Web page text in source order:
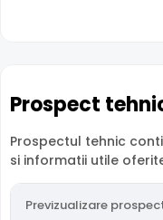
Zoom Optic Motorizat
Camera Dahua IPC-
cu zoom optic
de la distanta, din
web sau chiar de pe
Prospect
Prospectul tehnic
si informatii utile
Previzualizare